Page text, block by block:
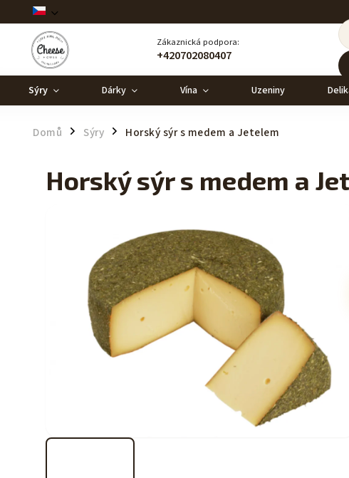
Zákaznická podpora:
+420702080407
Sýry
Dárky Vína Uzeniny
Domů / Sýry / Horský sýr s medem a Jetelem
Horský sýr s medem a